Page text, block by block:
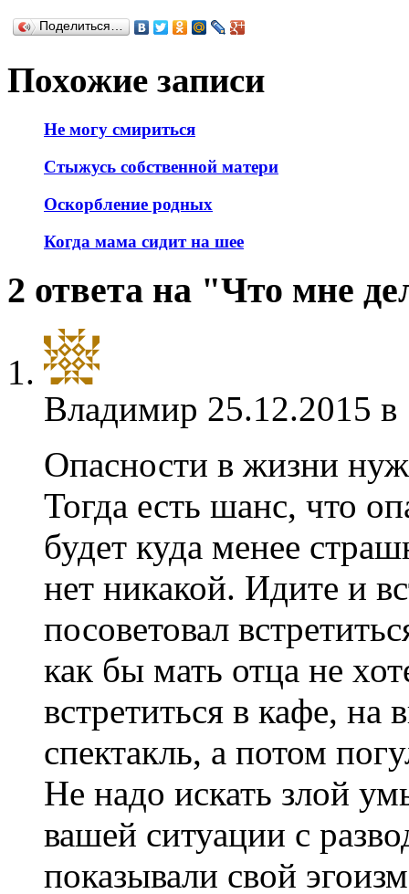
Поделиться…
Похожие записи
Не могу смириться
Стыжусь собственной матери
Оскорбление родных
Когда мама сидит на шее
2 ответа на "Что мне
Владимир 25.12.2015
Опасности в жизни
Тогда есть шанс, что
будет куда менее
нет никакой. Идите и
посоветовал
как бы мать отца не
встретиться в кафе, на
спектакль, а потом
Не надо искать злой
вашей ситуации с
показывали свой